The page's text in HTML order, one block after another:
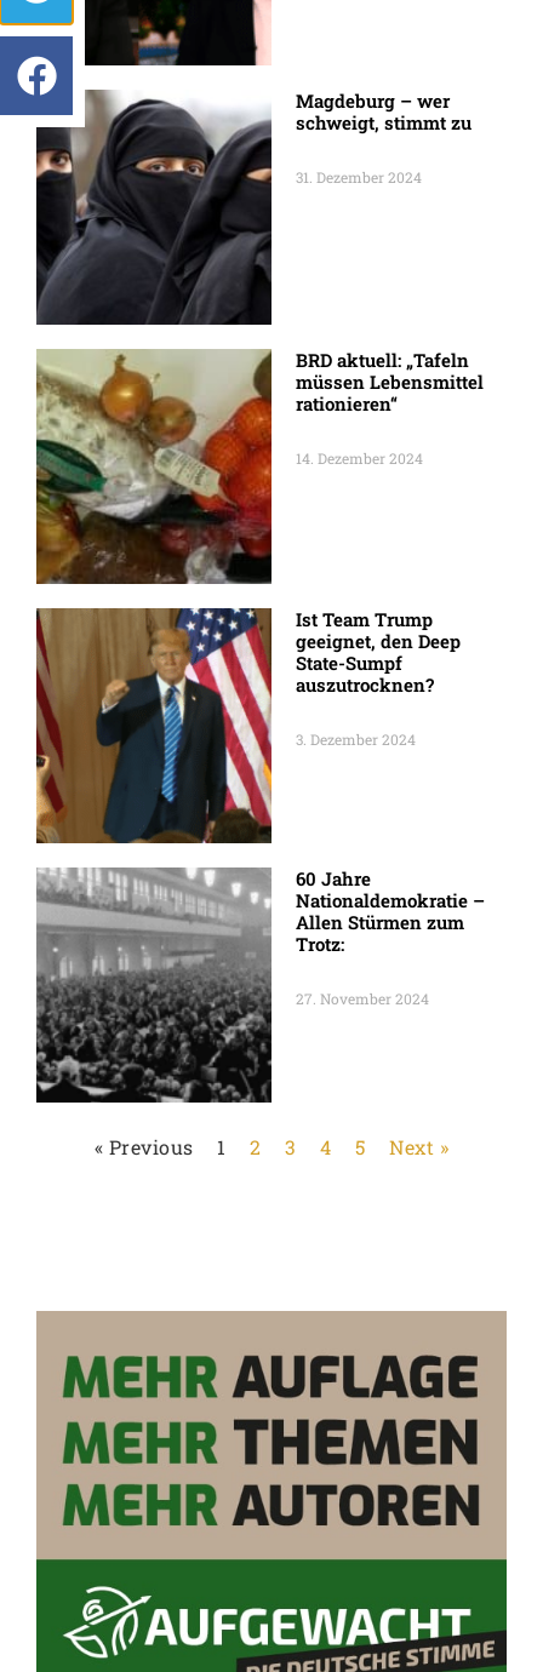
Magdeburg – wer
schweigt, stimmt zu
31. Dezember 2024
BRD aktuell: „Tafeln
müssen Lebensmittel
rationieren“
14. Dezember 2024
Ist Team Trump
geeignet, den Deep
State-Sumpf
auszutrocknen?
3. Dezember 2024
60 Jahre
Nationaldemokratie –
Allen Stürmen zum
Trotz:
27. November 2024
« Previous 1 2 3 4 5 Next »